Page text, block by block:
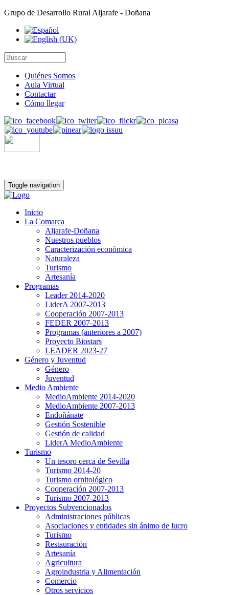
Grupo de Desarrollo Rural Aljarafe - Doñana
Quiénes Somos
Aula Virtual
Contactar
Cómo llegar
Toggle navigation
Inicio
La Comarca
Aljarafe-Doñana
Nuestros pueblos
Caracterización económica
Naturaleza
Turismo
Artesanía
Programas
Leader 2014-2020
LiderA 2007-2013
Cooperación 2007-2013
FEDER 2007-2013
Programas (anteriores a 2007)
Proyecto Biostars
LEADER 2023-27
Género y Juventud
Género
Juventud
Medio Ambiente
MedioAmbiente 2014-2020
MedioAmbiente 2007-2013
Endoñánate
Gestión Sostenible
Gestión de calidad
LiderA MedioAmbiente
Turismo
Un tesoro cerca de Sevilla
Turismo 2014-20
Turismo ornitológico
Cooperación 2007-2013
Turismo 2007-2013
Proyectos Subvencionados
Administraciones públicas
Asociaciones y entidades sin ánimo de lucro
Turismo
Restauración
Artesanía
Agricultura
Agroindustria y Alimentación
Comercio
Otros servicios